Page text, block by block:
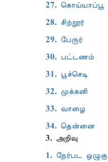
27. கொய்யாப்பூ
28. சிற்றூர்
29. பேருர்
30. பட்டணம்
31. பூச்செடி
32. முக்கனி
33. வாழை
34. தென்னை
3. அறிவு
1. நேர்பட ஒழுகு